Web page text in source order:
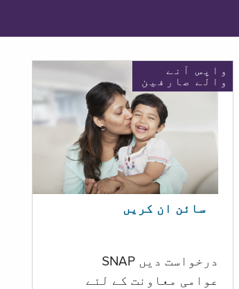
واپس آنے
والے صارفین
سائن ان کریں
درخواست دیں SNAP
عوامی معاونت کے لئے